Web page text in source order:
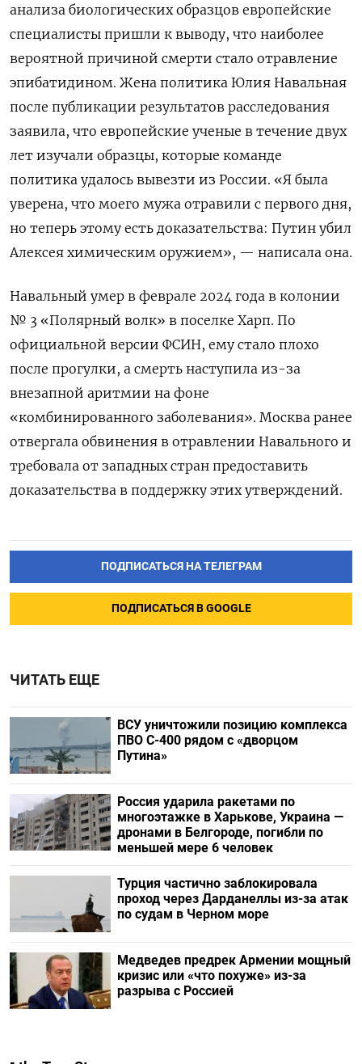
анализа биологических образцов европейские
специалисты пришли к выводу, что наиболее
вероятной причиной смерти стало отравление
эпибатидином. Жена политика Юлия Навальная
после публикации результатов расследования
заявила, что европейские ученые в течение двух
лет изучали образцы, которые команде
политика удалось вывезти из России. «Я была
уверена, что моего мужа отравили с первого дня,
но теперь этому есть доказательства: Путин убил
Алексея химическим оружием», — написала она.
Навальный умер в феврале 2024 года в колонии
№ 3 «Полярный волк» в поселке Харп. По
официальной версии ФСИН, ему стало плохо
после прогулки, а смерть наступила из-за
внезапной аритмии на фоне
«комбинированного заболевания». Москва ранее
отвергала обвинения в отравлении Навального и
требовала от западных стран предоставить
доказательства в поддержку этих утверждений.
ПОДПИСАТЬСЯ НА ТЕЛЕГРАМ
ПОДПИСАТЬСЯ В GOOGLE
ЧИТАТЬ ЕЩЕ
ВСУ уничтожили позицию комплекса
ПВО С-400 рядом с «дворцом
Путина»
Россия ударила ракетами по
многоэтажке в Харькове, Украина —
дронами в Белгороде, погибли по
меньшей мере 6 человек
Турция частично заблокировала
проход через Дарданеллы из-за атак
по судам в Черном море
Медведев предрек Армении мощный
кризис или «что похуже» из-за
разрыва с Россией